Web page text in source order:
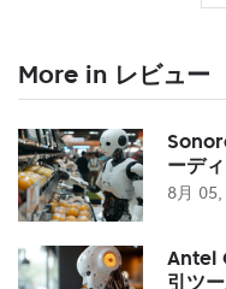
More in レビュー
ーデ
8月
Antel
引ツ